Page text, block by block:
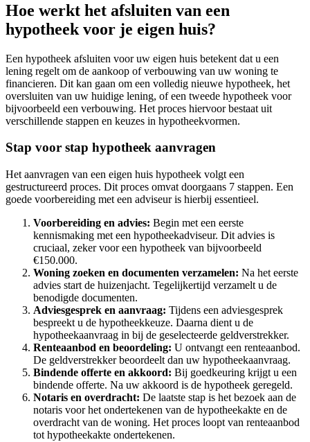
Hoe werkt het afsluiten van een
hypotheek voor je eigen huis?
Een hypotheek afsluiten voor uw eigen huis betekent dat u een
lening regelt om de aankoop of verbouwing van uw woning te
financieren. Dit kan gaan om een volledig nieuwe hypotheek, het
oversluiten van uw huidige lening, of een tweede hypotheek voor
bijvoorbeeld een verbouwing. Het proces hiervoor bestaat uit
verschillende stappen en keuzes in hypotheekvormen.
Stap voor stap hypotheek aanvragen
Het aanvragen van een eigen huis hypotheek volgt een
gestructureerd proces. Dit proces omvat doorgaans 7 stappen. Een
goede voorbereiding met een adviseur is hierbij essentieel.
Voorbereiding en advies: Begin met een eerste
kennismaking met een hypotheekadviseur. Dit advies is
cruciaal, zeker voor een hypotheek van bijvoorbeeld
€150.000.
Woning zoeken en documenten verzamelen: Na het eerste
advies start de huizenjacht. Tegelijkertijd verzamelt u de
benodigde documenten.
Adviesgesprek en aanvraag: Tijdens een adviesgesprek
bespreekt u de hypotheekkeuze. Daarna dient u de
hypotheekaanvraag in bij de geselecteerde geldverstrekker.
Renteaanbod en beoordeling: U ontvangt een renteaanbod.
De geldverstrekker beoordeelt dan uw hypotheekaanvraag.
Bindende offerte en akkoord: Bij goedkeuring krijgt u een
bindende offerte. Na uw akkoord is de hypotheek geregeld.
Notaris en overdracht: De laatste stap is het bezoek aan de
notaris voor het ondertekenen van de hypotheekakte en de
overdracht van de woning. Het proces loopt van renteaanbod
tot hypotheekakte ondertekenen.